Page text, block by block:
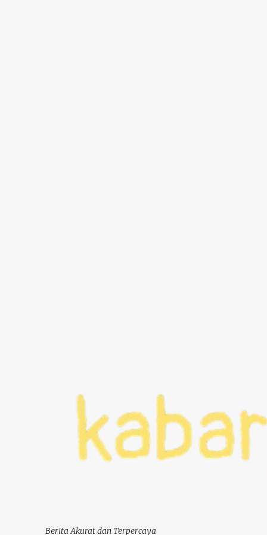
Berita Akurat dan Terpercaya